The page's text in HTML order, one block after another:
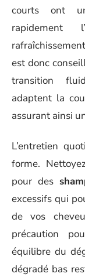
courts ont
rapidement
est donc
transition
adaptent la
assurant ainsi
L’entretien
forme.
pour des
excessifs qui
de vos
précaution
équilibre du
dégradé bas